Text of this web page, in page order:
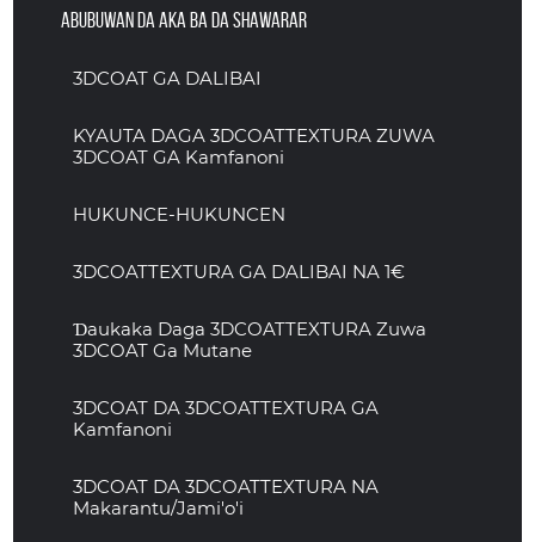
Abubuwan da aka ba da shawarar
3DCOAT GA DALIBAI
KYAUTA DAGA 3DCOATTEXTURA ZUWA
3DCOAT GA Kamfanoni
HUKUNCE-HUKUNCEN
3DCOATTEXTURA GA DALIBAI NA 1€
Ɗaukaka Daga 3DCOATTEXTURA Zuwa
3DCOAT Ga Mutane
3DCOAT DA 3DCOATTEXTURA GA
Kamfanoni
3DCOAT DA 3DCOATTEXTURA NA
Makarantu/Jami'o'i